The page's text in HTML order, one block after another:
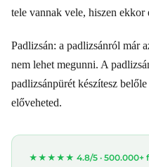
tele vannak vele, hiszen ekkor
Padlizsán: a padlizsánról már
nem lehet megunni. A
padlizsánpürét készítesz
előveheted.
★★★★★ 4.8/5 · 500.000+